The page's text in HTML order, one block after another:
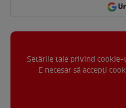
Setările tale privind
E necesar să accepți